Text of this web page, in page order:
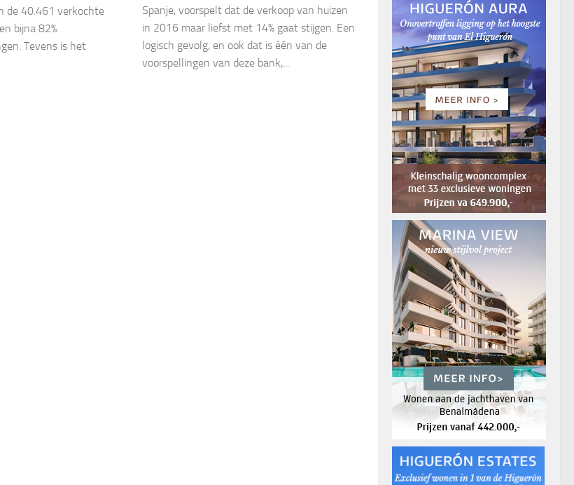
de 40.461 verkochte
bijna 82%
Tevens is het
Spanje, voorspelt dat de verkoop van huizen
in 2016 maar liefst met 14% gaat stijgen. Een
logisch gevolg, en ook dat is één van de
voorspellingen van deze bank,...